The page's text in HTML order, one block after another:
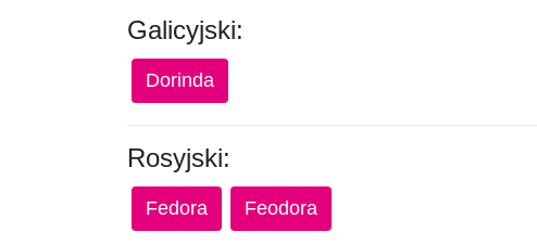
Galicyjski:
Dorinda
Rosyjski:
Fedora Feodora